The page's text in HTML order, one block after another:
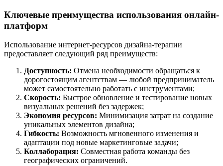
Ключевые преимущества использования онлайн-
платформ
Использование интернет-ресурсов дизайна-терапии
предоставляет следующий ряд преимуществ:
Доступность: Отмена необходимости обращаться к
дорогостоящим агентствам — любой предприниматель
может самостоятельно работать с инструментами;
Скорость: Быстрое обновление и тестирование новых
визуальных решений без задержек;
Экономия ресурсов: Минимизация затрат на создание
уникальных элементов дизайна;
Гибкость: Возможность мгновенного изменения и
адаптации под новые маркетинговые задачи;
Коллаборация: Совместная работа команды без
географических ограничений.